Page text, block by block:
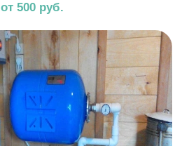
от 500 руб.